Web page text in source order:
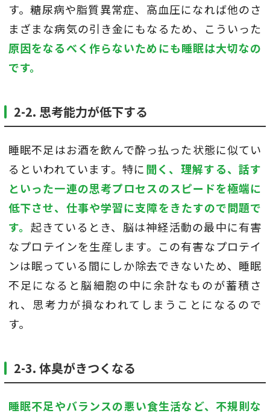
す。糖尿病や脂質異常症、高血圧になれば他のさ
まざまな病気の引き金にもなるため、こういった
原因をなるべく作らないためにも睡眠は大切なの
です。
2-2. 思考能力が低下する
睡眠不足はお酒を飲んで酔っ払った状態に似てい
るといわれています。特に聞く、理解する、話す
といった一連の思考プロセスのスピードを極端に
低下させ、仕事や学習に支障をきたすので問題で
す。 起きているとき、脳は神経活動の最中に有害
なプロテインを生産します。この有害なプロテイ
ンは眠っている間にしか除去できないため、睡眠
不足になると脳細胞の中に余計なものが蓄積さ
れ、思考力が損なわれてしまうことになるので
す。
2-3. 体臭がきつくなる
睡眠不足やバランスの悪い食生活など、不規則な